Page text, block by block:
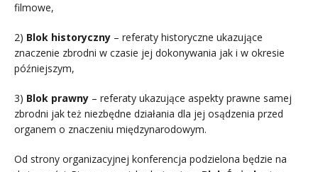
filmowe,
2) Blok historyczny – referaty historyczne ukazujące
znaczenie zbrodni w czasie jej dokonywania jak i w okresie
późniejszym,
3) Blok prawny – referaty ukazujące aspekty prawne samej
zbrodni jak też niezbędne działania dla jej osądzenia przed
organem o znaczeniu międzynarodowym.
Od strony organizacyjnej konferencja podzielona będzie na